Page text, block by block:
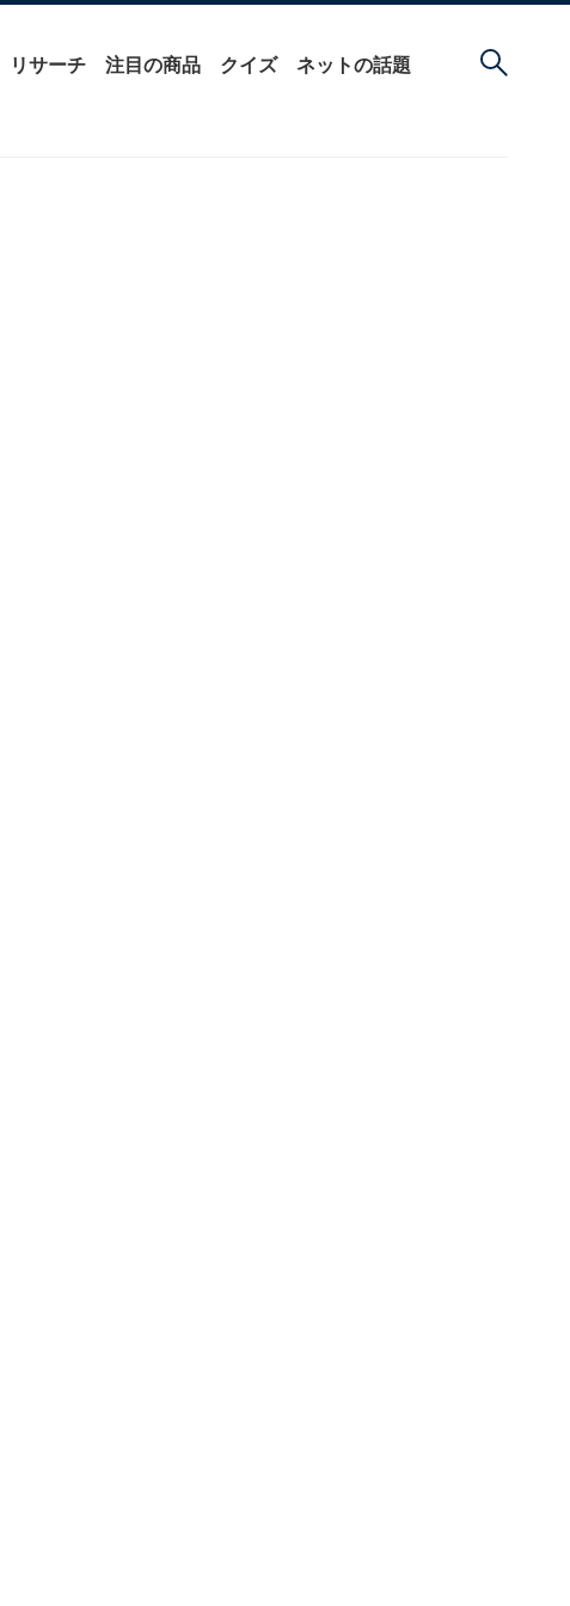
リサーチ 注目の商品 クイズ ネットの話題